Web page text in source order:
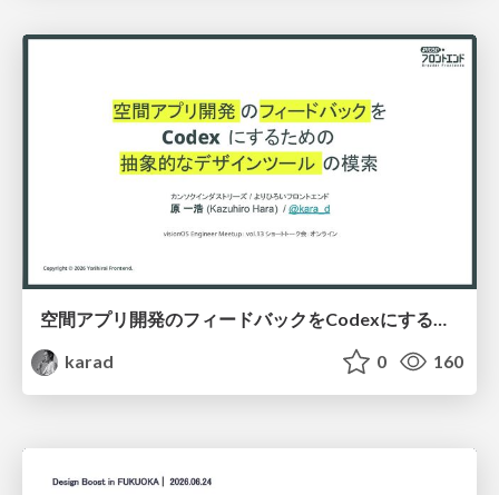
空間アプリ開発のフィードバックをCodexにするための抽象的なデザインツールの模索
karad
0 160